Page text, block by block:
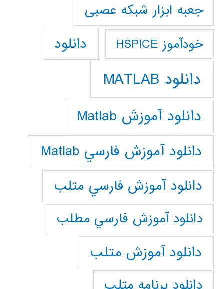
جعبه ابزار شبکه عصبی
خودآموز HSPICE دانلود
دانلود MATLAB
دانلود آموزش Matlab
دانلود آموزش فارسي Matlab
دانلود آموزش فارسي متلب
دانلود آموزش فارسي مطلب
دانلود آموزش متلب